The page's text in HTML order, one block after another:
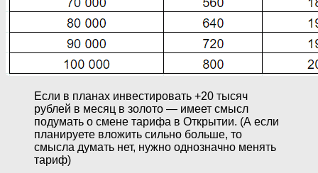
Если в планах инвестировать +20 тысяч
рублей в месяц в золото — имеет смысл
подумать о смене тарифа в Открытии. (А если
планируете вложить сильно больше, то
смысла думать нет, нужно однозначно менять
тариф)